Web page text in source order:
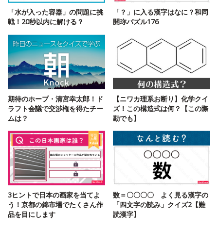
「水が入った容器」の問題に挑
戦！20秒以内に解ける？
「？」に入る漢字はなに？和同
開珎パズル176
期待のホープ・清宮幸太郎！ド
ラフト会議で交渉権を得たチー
ムは？
【ニワカ理系お断り】化学クイ
ズ！この構造式は何？【この際
勘でも】
3ヒントで日本の画家を当てよ
う！京都の錦市場でたくさん作
品を目にします
数＝〇〇〇〇 よく見る漢字の
「四文字の読み」クイズ2【難
読漢字】